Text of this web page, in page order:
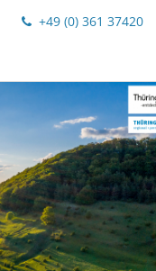
+49 (0) 361 37420